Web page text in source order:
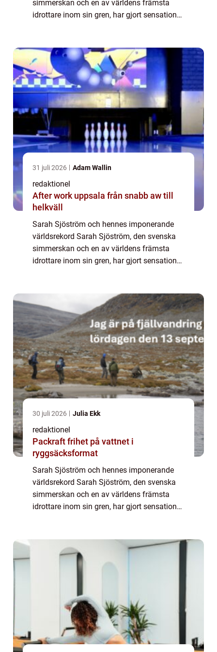
simmerskan och en av världens främsta
idrottare inom sin gren, har gjort sensation
...
31 juli 2026 Adam Wallin
redaktionel
After work uppsala från snabb aw till
helkväll
Sarah Sjöström och hennes imponerande
världsrekord Sarah Sjöström, den svenska
simmerskan och en av världens främsta
idrottare inom sin gren, har gjort sensation
30 juli 2026 Julia Ekk
redaktionel
Packraft frihet på vattnet i
ryggsäcksformat
Sarah Sjöström och hennes imponerande
världsrekord Sarah Sjöström, den svenska
simmerskan och en av världens främsta
idrottare inom sin gren, har gjort sensation